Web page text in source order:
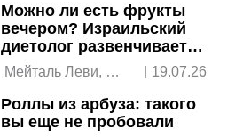
Можно ли есть фрукты
вечером? Израильский
диетолог развенчивает
мифы
Мейталь Леви,
диетолог
| 19.07.26
Роллы из арбуза: такого
вы еще не пробовали